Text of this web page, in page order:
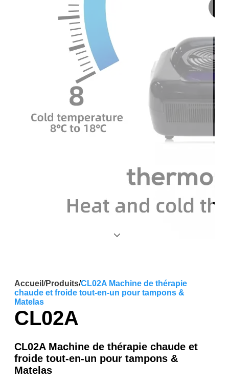
Accueil /Produits/CL02A Machine de thérapie
chaude et froide tout-en-un pour tampons &
Matelas
CL02A
CL02A Machine de thérapie chaude et
froide tout-en-un pour tampons &
Matelas